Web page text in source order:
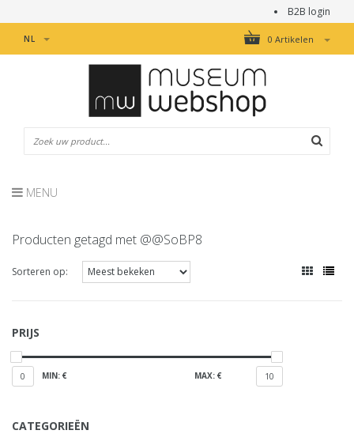
B2B login
0 Artikelen
NL
MENU
Producten getagd met @@SoBP8
Sorteren op:
PRIJS
0 MIN: € MAX: € 10
CATEGORIEËN